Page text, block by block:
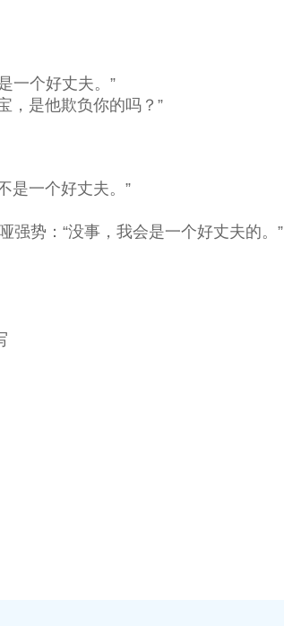
一个好丈夫。”
，是他欺负你的吗？”
是一个好丈夫。”
势：“没事，我会是一个好丈夫的。”